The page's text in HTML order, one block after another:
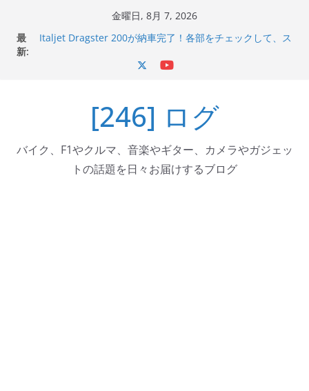
金曜日, 8月 7, 2026
最
新:
Italjet Dragster 200が納車完了！各部をチェックして、ス
器エフェクターが返礼品でもらえる！
Italjet Dragster 200のフロントISSサスの動きが判ったら
コーナリングが楽しくなった
[246] ログ
バイク、F1やクルマ、音楽やギター、カメラやガジェッ
トの話題を日々お届けするブログ